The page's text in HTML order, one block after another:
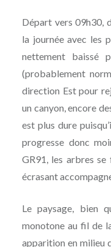
Départ vers 09h30,
la journée avec les
nettement baissé
(probablement
direction Est pour
un canyon, encore
est plus dure
progresse donc
GR91, les arbres
écrasant
Le paysage, bien
monotone au fil de
apparition en milieu